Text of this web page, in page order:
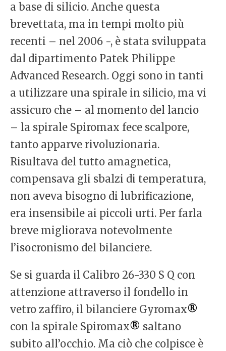
a base di silicio. Anche questa
brevettata, ma in tempi molto più
recenti – nel 2006 -, è stata sviluppata
dal dipartimento Patek Philippe
Advanced Research. Oggi sono in tanti
a utilizzare una spirale in silicio, ma vi
assicuro che – al momento del lancio
– la spirale Spiromax fece scalpore,
tanto apparve rivoluzionaria.
Risultava del tutto amagnetica,
compensava gli sbalzi di temperatura,
non aveva bisogno di lubrificazione,
era insensibile ai piccoli urti. Per farla
breve migliorava notevolmente
l’isocronismo del bilanciere.
Se si guarda il Calibro 26-330 S Q con
attenzione attraverso il fondello in
vetro zaffiro, il bilanciere Gyromax®
con la spirale Spiromax® saltano
subito all’occhio. Ma ciò che colpisce è